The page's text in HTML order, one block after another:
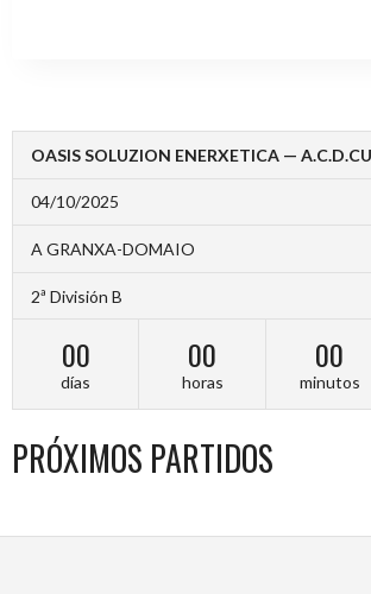
OASIS SOLUZION ENERXETICA —
04/10/2025
A GRANXA-DOMAIO
2ª División B
00
días
00
horas
00
minutos
PRÓXIMOS PARTIDOS